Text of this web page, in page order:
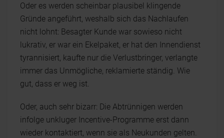
Oder es werden scheinbar plausibel klingende
Gründe angeführt, weshalb sich das Nachlaufen
nicht lohnt: Besagter Kunde war sowieso nicht
lukrativ, er war ein Ekelpaket, er hat den Innendienst
tyrannisiert, kaufte nur die Verlustbringer, verlangte
immer das Unmögliche, reklamierte ständig. Wie
gut, dass er weg ist.
Oder, auch sehr bizarr: Die Abtrünnigen werden
infolge unkluger Incentive-Programme erst dann
wieder kontaktiert, wenn sie als Neukunden gelten.